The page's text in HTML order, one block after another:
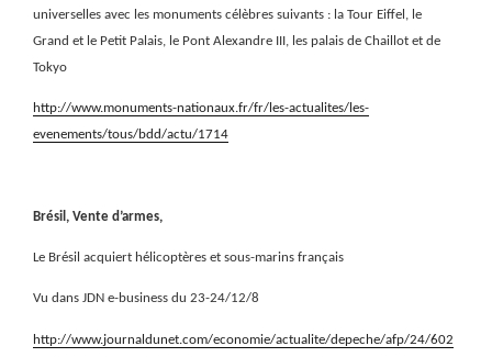
universelles avec les monuments célèbres suivants : la Tour Eiffel, le
Grand et le Petit Palais, le Pont Alexandre III, les palais de Chaillot et de
Tokyo
http://www.monuments-nationaux.fr/fr/les-actualites/les-
evenements/tous/bdd/actu/1714
Brésil, Vente d’armes,
Le Brésil acquiert hélicoptères et sous-marins français
Vu dans JDN e-business du 23-24/12/8
http://www.journaldunet.com/economie/actualite/depeche/afp/24/602